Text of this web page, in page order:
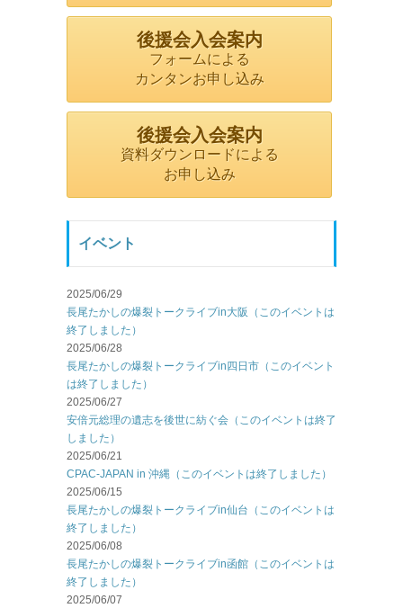
後援会入会案内
フォームによる
カンタンお申し込み
後援会入会案内
資料ダウンロードによる
お申し込み
イベント
2025/06/29
長尾たかしの爆裂トークライブin大阪（このイベントは
終了しました）
2025/06/28
長尾たかしの爆裂トークライブin四日市（このイベント
は終了しました）
2025/06/27
安倍元総理の遺志を後世に紡ぐ会（このイベントは終了
しました）
2025/06/21
CPAC-JAPAN in 沖縄（このイベントは終了しました）
2025/06/15
長尾たかしの爆裂トークライブin仙台（このイベントは
終了しました）
2025/06/08
長尾たかしの爆裂トークライブin函館（このイベントは
終了しました）
2025/06/07